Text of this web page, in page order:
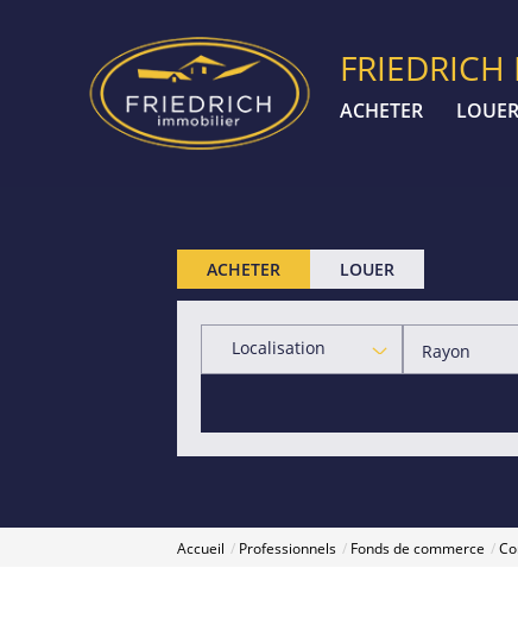
ACHETER LOUER
ACHETER LOUER
Localisation Rayon
Accueil Professionnels Fonds de commerce